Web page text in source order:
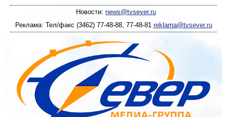
Новости: news@tvsever.ru
Реклама: Тел/факс (3462) 77-48-88, 77-48-81 reklama@tvsever.ru